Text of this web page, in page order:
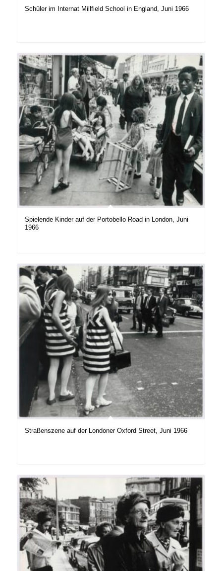
Schüler im Internat Millfield School in England, Juni 1966
Spielende Kinder auf der Portobello Road in London, Juni
1966
Straßenszene auf der Londoner Oxford Street, Juni 1966